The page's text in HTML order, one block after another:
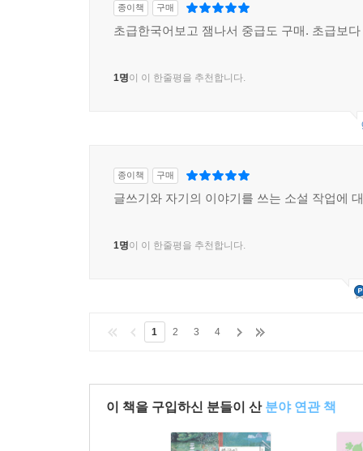
종이책 구매
초급한국어보고 잼나서 중급도 구매. 초급보
1명이 이 한줄평을 추천합니다.
종이책 구매
글쓰기와 자기의 이야기를 쓰는 소설 작업에
1명이 이 한줄평을 추천합니다.
1 2 3 4
이 책을 구입하신 분들이 산 분야 연관 책